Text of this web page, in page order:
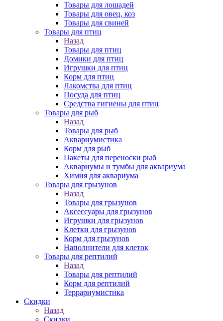
Товары для лошадей
Товары для овец, коз
Товары для свиней
Товары для птиц
Назад
Товары для птиц
Домики для птиц
Игрушки для птиц
Корм для птиц
Лакомства для птиц
Посуда для птиц
Средства гигиены для птиц
Товары для рыб
Назад
Товары для рыб
Аквариумистика
Корм для рыб
Пакеты для переноски рыб
Аквариумы и тумбы для аквариума
Химия для аквариума
Товары для грызунов
Назад
Товары для грызунов
Аксессуары для грызунов
Игрушки для грызунов
Клетки для грызунов
Корм для грызунов
Наполнители для клеток
Товары для рептилий
Назад
Товары для рептилий
Корм для рептилий
Террариумистика
Скидки
Назад
Скидки